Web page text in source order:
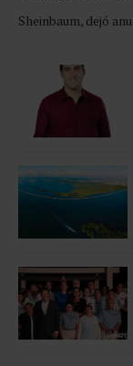
Sheinbaum, dejó